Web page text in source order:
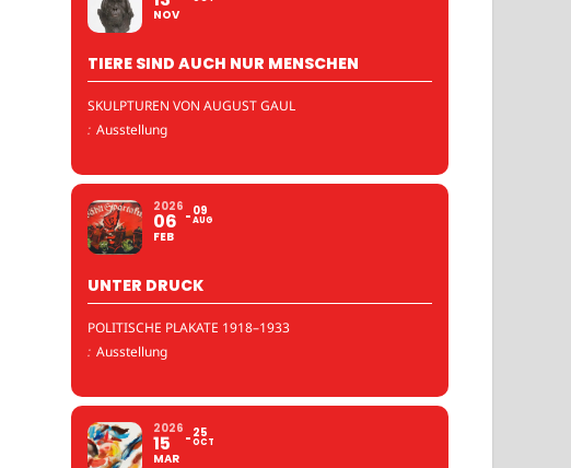
NOV
TIERE SIND AUCH NUR MENSCHEN
SKULPTUREN VON AUGUST GAUL
: Ausstellung
2026
06
FEB
09
AUG
UNTER DRUCK
POLITISCHE PLAKATE 1918–1933
: Ausstellung
2026
15
MAR
25
OCT